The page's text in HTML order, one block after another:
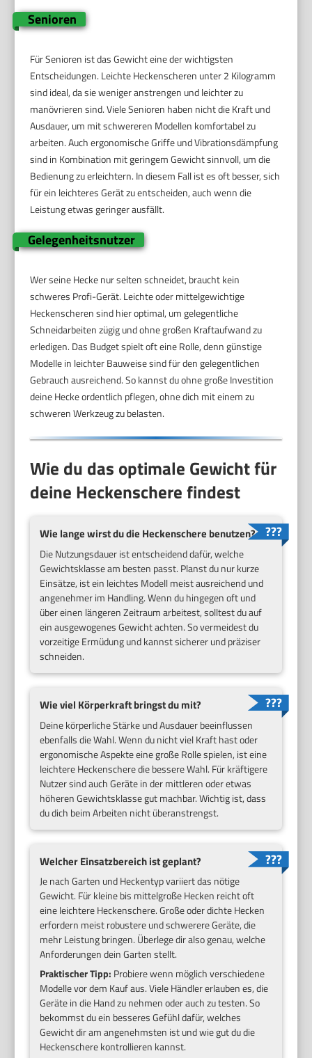
Senioren
Für Senioren ist das Gewicht eine der wichtigsten
Entscheidungen. Leichte Heckenscheren unter 2 Kilogramm
sind ideal, da sie weniger anstrengen und leichter zu
manövrieren sind. Viele Senioren haben nicht die Kraft und
Ausdauer, um mit schwereren Modellen komfortabel zu
arbeiten. Auch ergonomische Griffe und Vibrationsdämpfung
sind in Kombination mit geringem Gewicht sinnvoll, um die
Bedienung zu erleichtern. In diesem Fall ist es oft besser, sich
für ein leichteres Gerät zu entscheiden, auch wenn die
Leistung etwas geringer ausfällt.
Gelegenheitsnutzer
Wer seine Hecke nur selten schneidet, braucht kein
schweres Profi-Gerät. Leichte oder mittelgewichtige
Heckenscheren sind hier optimal, um gelegentliche
Schneidarbeiten zügig und ohne großen Kraftaufwand zu
erledigen. Das Budget spielt oft eine Rolle, denn günstige
Modelle in leichter Bauweise sind für den gelegentlichen
Gebrauch ausreichend. So kannst du ohne große Investition
deine Hecke ordentlich pflegen, ohne dich mit einem zu
schweren Werkzeug zu belasten.
Wie du das optimale Gewicht für
deine Heckenschere findest
Wie lange wirst du die Heckenschere benutzen?
Die Nutzungsdauer ist entscheidend dafür, welche
Gewichtsklasse am besten passt. Planst du nur kurze
Einsätze, ist ein leichtes Modell meist ausreichend und
angenehmer im Handling. Wenn du hingegen oft und
über einen längeren Zeitraum arbeitest, solltest du auf
ein ausgewogenes Gewicht achten. So vermeidest du
vorzeitige Ermüdung und kannst sicherer und präziser
schneiden.
Wie viel Körperkraft bringst du mit?
Deine körperliche Stärke und Ausdauer beeinflussen
ebenfalls die Wahl. Wenn du nicht viel Kraft hast oder
ergonomische Aspekte eine große Rolle spielen, ist eine
leichtere Heckenschere die bessere Wahl. Für kräftigere
Nutzer sind auch Geräte in der mittleren oder etwas
höheren Gewichtsklasse gut machbar. Wichtig ist, dass
du dich beim Arbeiten nicht überanstrengst.
Welcher Einsatzbereich ist geplant?
Je nach Garten und Heckentyp variiert das nötige
Gewicht. Für kleine bis mittelgroße Hecken reicht oft
eine leichtere Heckenschere. Große oder dichte Hecken
erfordern meist robustere und schwerere Geräte, die
mehr Leistung bringen. Überlege dir also genau, welche
Anforderungen dein Garten stellt.
Praktischer Tipp: Probiere wenn möglich verschiedene
Modelle vor dem Kauf aus. Viele Händler erlauben es, die
Geräte in die Hand zu nehmen oder auch zu testen. So
bekommst du ein besseres Gefühl dafür, welches
Gewicht dir am angenehmsten ist und wie gut du die
Heckenschere kontrollieren kannst.